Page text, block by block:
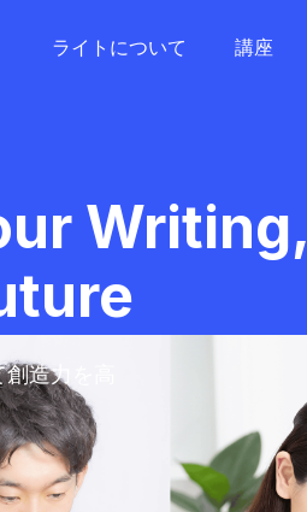
ライトについて 講座
Writing,
造力を高